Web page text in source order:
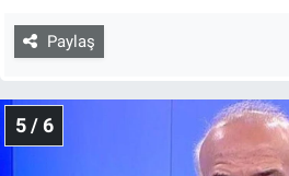
Paylaş
5 / 6